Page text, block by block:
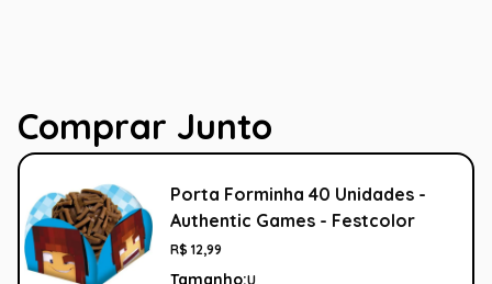
Comprar Junto
Porta Forminha 40 Unidades -
Authentic Games - Festcolor
R$ 12,99
Tamanho:U